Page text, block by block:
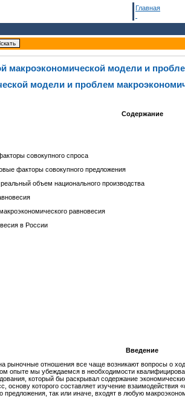
Главная
макроэкономической модели и
модели и проблем
Содержание
совокупного спроса
факторы совокупного предложения
объем национального производства
равновесия
в России
Введение
рыночные отношения все чаще возникают вопросы о
опыте мы убеждаемся в необходимости
который бы раскрывал содержание
которого составляет изучение взаимодействия
предложения, так или иначе, входят в любую